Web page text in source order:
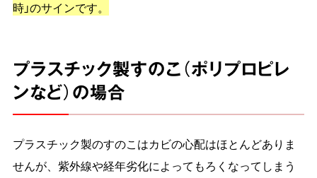
時」のサインです。
プラスチック製すのこ（ポリプロピレ
ンなど）の場合
プラスチック製のすのこはカビの心配はほとんどありま
せんが、紫外線や経年劣化によってもろくなってしまう